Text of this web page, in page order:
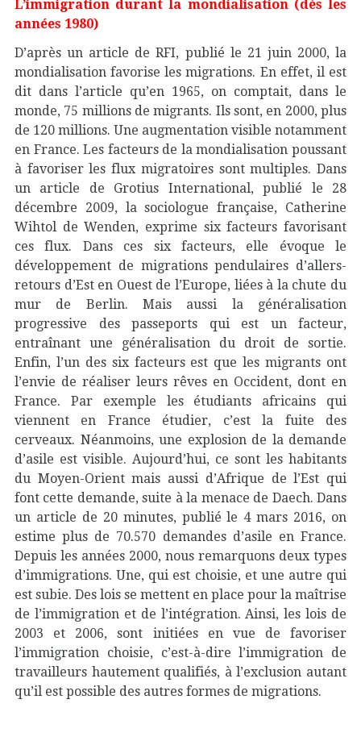
L’immigration durant la mondialisation (dès les
années 1980)
D’après un article de RFI, publié le 21 juin 2000, la
mondialisation favorise les migrations. En effet, il est
dit dans l’article qu’en 1965, on comptait, dans le
monde, 75 millions de migrants. Ils sont, en 2000, plus
de 120 millions. Une augmentation visible notamment
en France. Les facteurs de la mondialisation poussant
à favoriser les flux migratoires sont multiples. Dans
un article de Grotius International, publié le 28
décembre 2009, la sociologue française, Catherine
Wihtol de Wenden, exprime six facteurs favorisant
ces flux. Dans ces six facteurs, elle évoque le
développement de migrations pendulaires d’allers-
retours d’Est en Ouest de l’Europe, liées à la chute du
mur de Berlin. Mais aussi la généralisation
progressive des passeports qui est un facteur,
entraînant une généralisation du droit de sortie.
Enfin, l’un des six facteurs est que les migrants ont
l’envie de réaliser leurs rêves en Occident, dont en
France. Par exemple les étudiants africains qui
viennent en France étudier, c’est la fuite des
cerveaux. Néanmoins, une explosion de la demande
d’asile est visible. Aujourd’hui, ce sont les habitants
du Moyen-Orient mais aussi d’Afrique de l’Est qui
font cette demande, suite à la menace de Daech. Dans
un article de 20 minutes, publié le 4 mars 2016, on
estime plus de 70.570 demandes d’asile en France.
Depuis les années 2000, nous remarquons deux types
d’immigrations. Une, qui est choisie, et une autre qui
est subie. Des lois se mettent en place pour la maîtrise
de l’immigration et de l’intégration. Ainsi, les lois de
2003 et 2006, sont initiées en vue de favoriser
l’immigration choisie, c’est-à-dire l’immigration de
travailleurs hautement qualifiés, à l’exclusion autant
qu’il est possible des autres formes de migrations.